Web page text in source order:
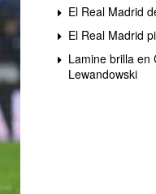
El Real Madrid
El Real Madrid
Lamine brilla en
Lewandowski